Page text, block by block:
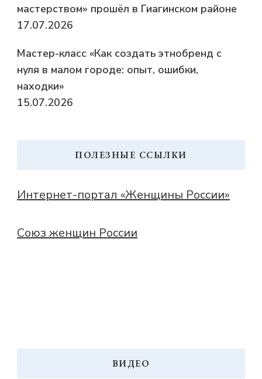
мастерством» прошёл в Гиагинском районе
17.07.2026
Мастер-класс «Как создать этнобренд с
нуля в малом городе: опыт, ошибки,
находки»
15.07.2026
ПОЛЕЗНЫЕ ССЫЛКИ
Интернет-портал «Женщины России»
Союз женщин России
ВИДЕО